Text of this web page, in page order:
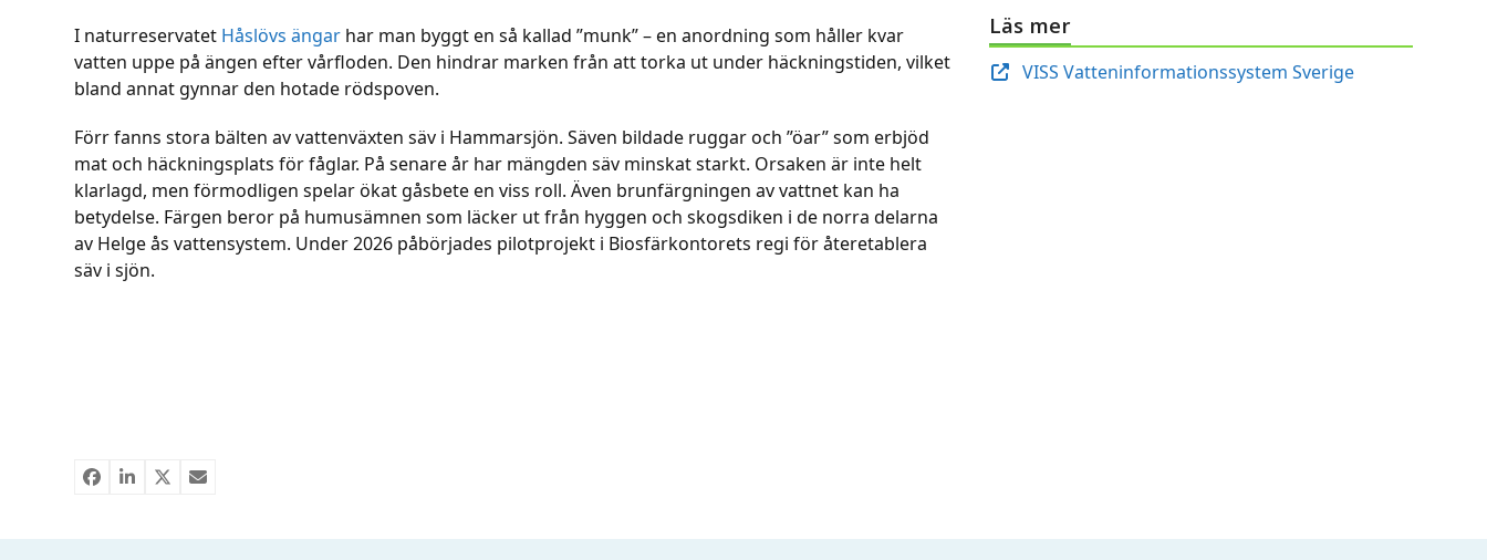
I naturreservatet Håslövs ängar har man byggt en så kallad ”munk” – en anordning som håller kvar
vatten uppe på ängen efter vårfloden. Den hindrar marken från att torka ut under häckningstiden, vilket
bland annat gynnar den hotade rödspoven.
Förr fanns stora bälten av vattenväxten säv i Hammarsjön. Säven bildade ruggar och ”öar” som erbjöd
mat och häckningsplats för fåglar. På senare år har mängden säv minskat starkt. Orsaken är inte helt
klarlagd, men förmodligen spelar ökat gåsbete en viss roll. Även brunfärgningen av vattnet kan ha
betydelse. Färgen beror på humusämnen som läcker ut från hyggen och skogsdiken i de norra delarna
av Helge ås vattensystem. Under 2026 påbörjades pilotprojekt i Biosfärkontorets regi för återetablera
säv i sjön.
Läs mer
VISS Vatteninformationssystem Sverige